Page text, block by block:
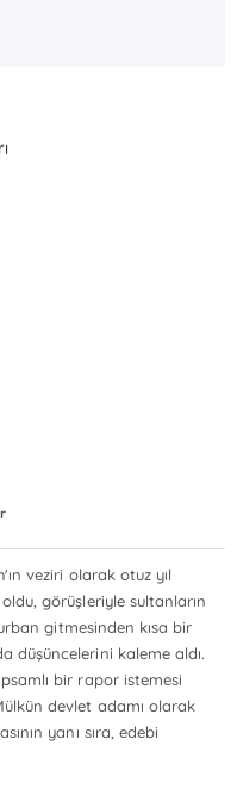
veziri olarak otuz yıl
görüşleriyle sultanların
gitmesinden kısa bir
düşüncelerini kaleme aldı.
bir rapor istemesi
devlet adamı olarak
yanı sıra, edebi